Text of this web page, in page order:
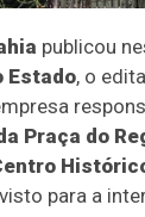
publicou
Estado, o
Praça do
para a